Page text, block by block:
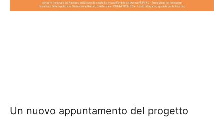
Un nuovo appuntamento del progetto